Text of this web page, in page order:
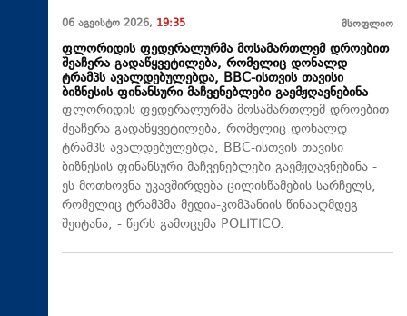
06 აგვისტო 2026, 19:35 მსოფლიო
ფლორიდის ფედერალურმა მოსამართლემ დროებით
შეაჩერა გადაწყვეტილება, რომელიც დონალდ
ტრამპს ავალდებულებდა, BBC-ისთვის თავისი
ბიზნესის ფინანსური მაჩვენებლები გაემჟღავნებინა
ფლორიდის ფედერალურმა მოსამართლემ დროებით
შეაჩერა გადაწყვეტილება, რომელიც დონალდ
ტრამპს ავალდებულებდა, BBC-ისთვის თავისი
ბიზნესის ფინანსური მაჩვენებლები გაემჟღავნებინა -
ეს მოთხოვნა უკავშირდება ცილისწამების სარჩელს,
რომელიც ტრამპმა მედია-კომპანიის წინააღმდეგ
შეიტანა, - წერს გამოცემა POLITICO.